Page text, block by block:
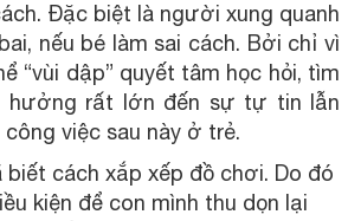
Đặc biệt là người xung quanh
nếu bé làm sai cách. Bởi chỉ vì
“vùi dập” quyết tâm học hỏi, tìm
hưởng rất lớn đến sự tự tin lẫn
việc sau này ở trẻ.
biết cách xắp xếp đồ chơi. Do đó
kiện để con mình thu dọn lại